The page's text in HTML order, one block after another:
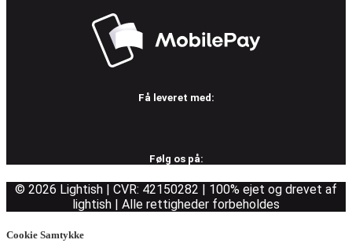
Få leveret med:
Følg os på:
© 2026 Lightish | CVR: 42150282 | 100% ejet og drevet af
lightish | Alle rettigheder forbeholdes
Cookie Samtykke